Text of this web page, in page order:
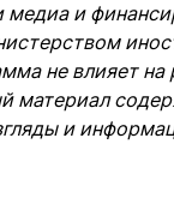
и
не влияет
материал
и